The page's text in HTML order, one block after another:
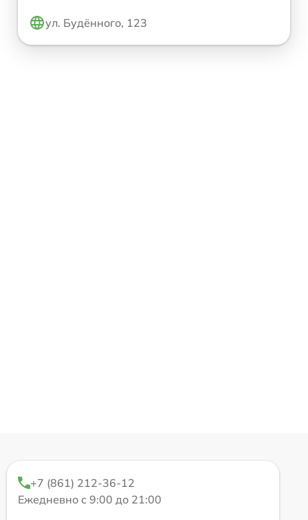
ул. Будённого, 123
+7 (861) 212-36-12
Ежедневно с 9:00 до 21:00